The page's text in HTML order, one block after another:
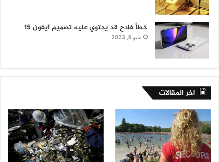
خطأ فادح قد يحتوي عليه تصميم آيفون 15
مايو 9, 2023
اخر المقالات